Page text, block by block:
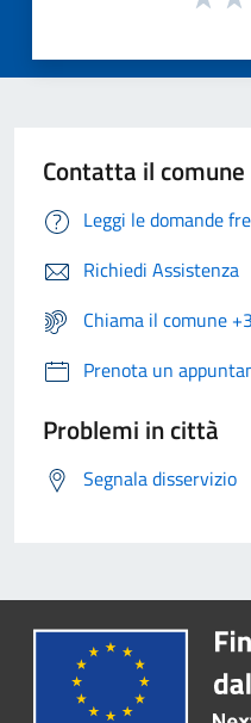
Contatta il comune
Leggi le domande
Richiedi Assistenza
Chiama il comune
Prenota un
Problemi in città
Segnala disservizio